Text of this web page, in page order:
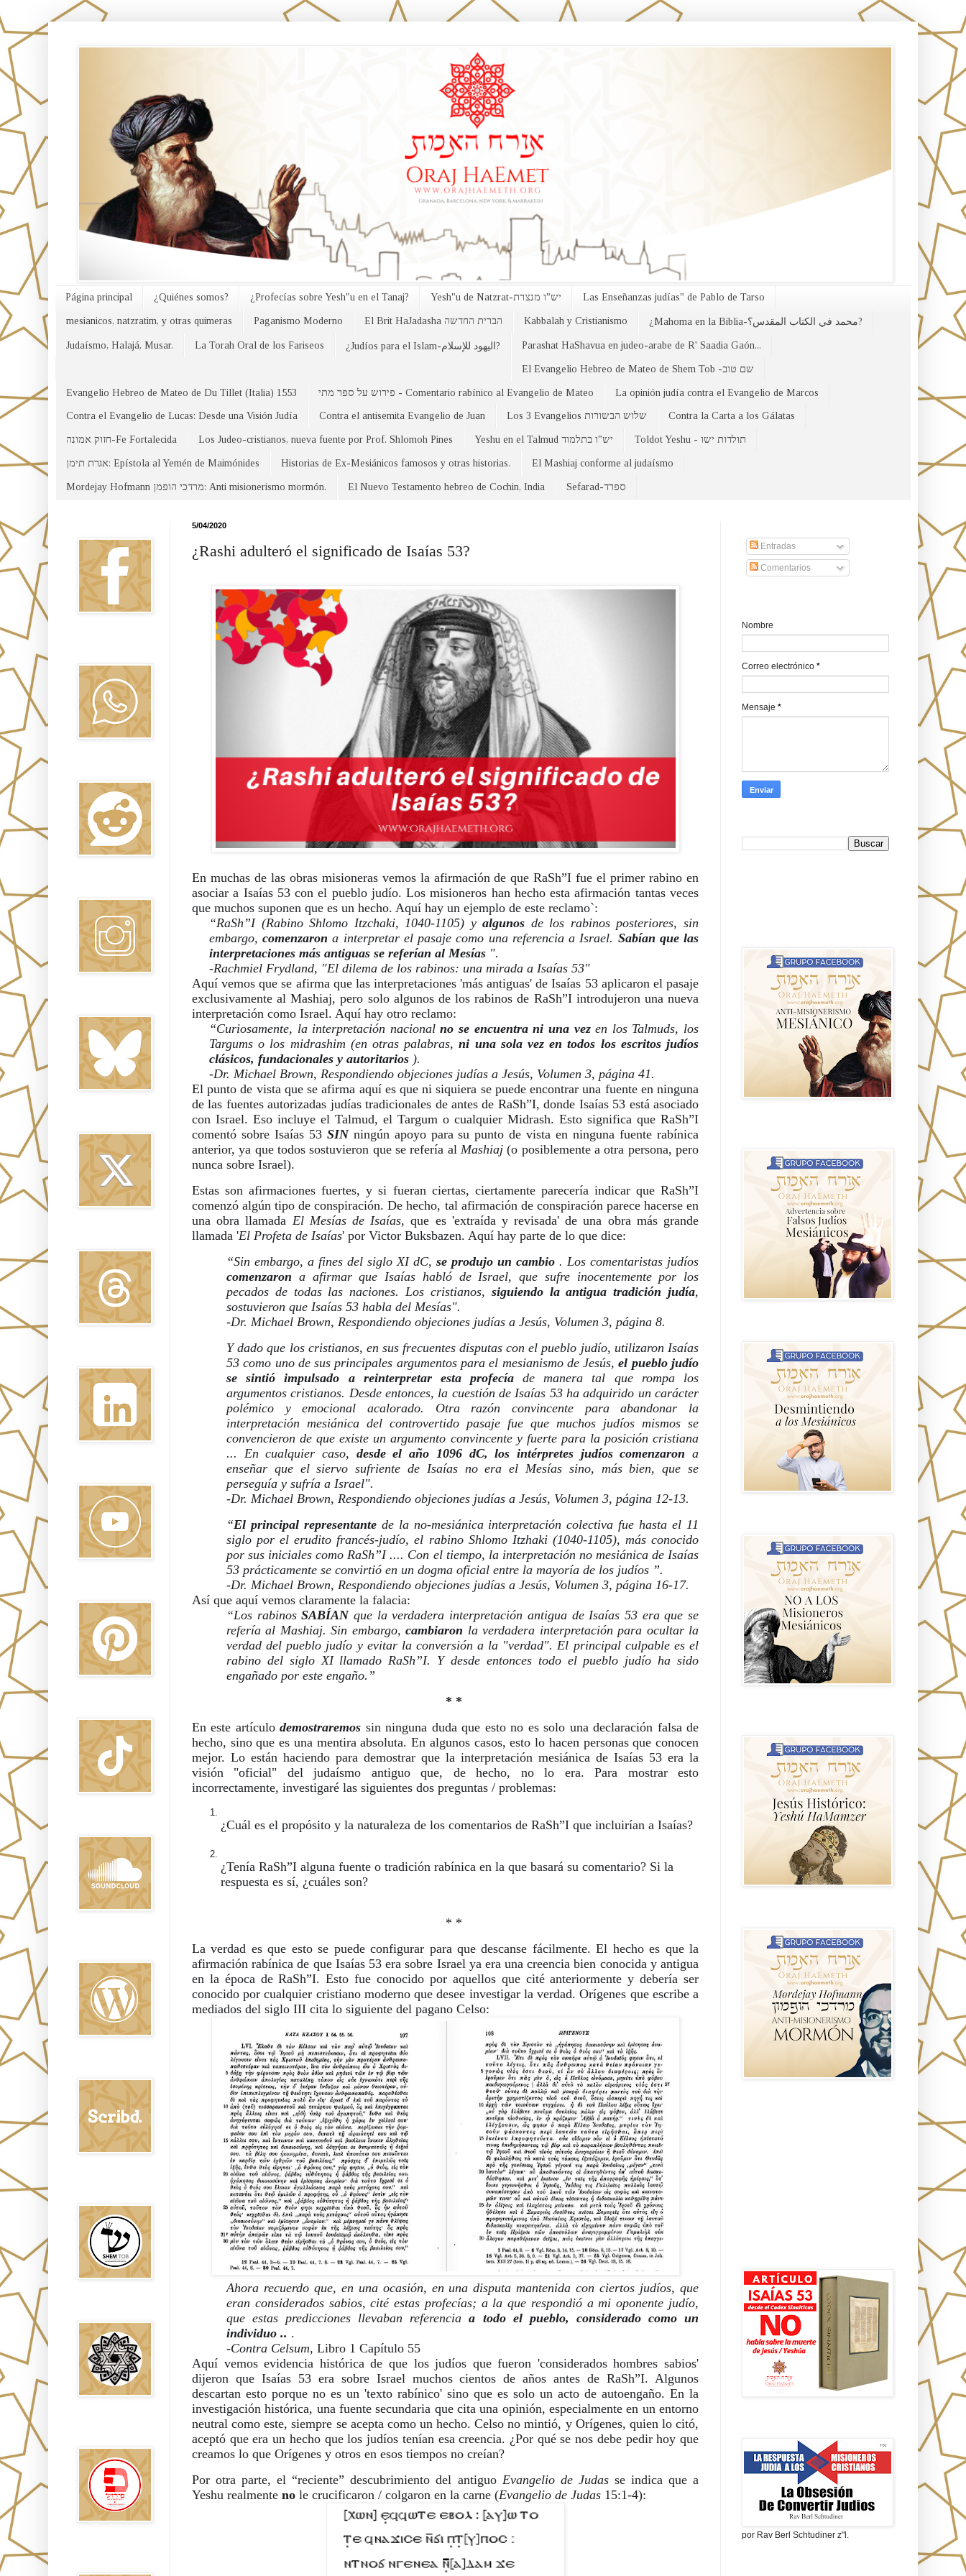
Página principal ¿Quiénes somos? ¿Profecías sobre Yesh"u en el Tanaj? Yesh"u de Natzrat-יש"ו מנצרת Las Enseñanzas judías" de Pablo de Tarso
mesianicos, natzratim, y otras quimeras Paganismo Moderno El Brit HaJadasha הברית החדשה Kabbalah y Cristianismo ¿Mahoma en la Biblia-محمد في الكتاب المقدس؟?
Judaísmo, Halajá, Musar. La Torah Oral de los Fariseos ¿Judíos para el Islam-اليهود للإسلام? Parashat HaShavua en judeo-arabe de R' Saadia Gaón...
El Evangelio Hebreo de Mateo de Shem Tob -שם טוב
Evangelio Hebreo de Mateo de Du Tillet (Italia) 1553 פירוש על ספר מתי - Comentario rabínico al Evangelio de Mateo La opinión judía contra el Evangelio de Marcos
Contra el Evangelio de Lucas: Desde una Visión Judía Contra el antisemita Evangelio de Juan Los 3 Evangelios שלוש הבשורות Contra la Carta a los Gálatas
חזוק אמונה-Fe Fortalecida Los Judeo-cristianos, nueva fuente por Prof. Shlomoh Pines Yeshu en el Talmud יש"ו בתלמוד Toldot Yeshu - תולדות ישו
אגרת תימן: Epístola al Yemén de Maimónides Historias de Ex-Mesiánicos famosos y otras historias. El Mashiaj conforme al judaísmo
Mordejay Hofmann מרדכי הופמן: Anti misionerismo mormón. El Nuevo Testamento hebreo de Cochin, India Sefarad-ספרד
5/04/2020
¿Rashi adulteró el significado de Isaías 53?
En muchas de las obras misioneras vemos la afirmación de que RaSh”I fue el primer rabino en
asociar a Isaías 53 con el pueblo judío. Los misioneros han hecho esta afirmación tantas veces
que muchos suponen que es un hecho. Aquí hay un ejemplo de este reclamo`:
“RaSh”I (Rabino Shlomo Itzchaki, 1040-1105) y algunos de los rabinos posteriores, sin
embargo, comenzaron a interpretar el pasaje como una referencia a Israel. Sabían que las
interpretaciones más antiguas se referían al Mesías ".
-Rachmiel Frydland, "El dilema de los rabinos: una mirada a Isaías 53"
Aquí vemos que se afirma que las interpretaciones 'más antiguas' de Isaías 53 aplicaron el pasaje
exclusivamente al Mashiaj, pero solo algunos de los rabinos de RaSh”I introdujeron una nueva
interpretación como Israel. Aquí hay otro reclamo:
“Curiosamente, la interpretación nacional no se encuentra ni una vez en los Talmuds, los
Targums o los midrashim (en otras palabras, ni una sola vez en todos los escritos judíos
clásicos, fundacionales y autoritarios ).
-Dr. Michael Brown, Respondiendo objeciones judías a Jesús, Volumen 3, página 41.
El punto de vista que se afirma aquí es que ni siquiera se puede encontrar una fuente en ninguna
de las fuentes autorizadas judías tradicionales de antes de RaSh”I, donde Isaías 53 está asociado
con Israel. Eso incluye el Talmud, el Targum o cualquier Midrash. Esto significa que RaSh”I
comentó sobre Isaías 53 SIN ningún apoyo para su punto de vista en ninguna fuente rabínica
anterior, ya que todos sostuvieron que se refería al Mashiaj (o posiblemente a otra persona, pero
nunca sobre Israel).
Estas son afirmaciones fuertes, y si fueran ciertas, ciertamente parecería indicar que RaSh”I
comenzó algún tipo de conspiración. De hecho, tal afirmación de conspiración parece hacerse en
una obra llamada El Mesías de Isaías, que es 'extraída y revisada' de una obra más grande
llamada 'El Profeta de Isaías' por Victor Buksbazen. Aquí hay parte de lo que dice:
“Sin embargo, a fines del siglo XI dC, se produjo un cambio
comenzaron a afirmar que Isaías habló de Israel, que sufre inocentemente por los
pecados de todas las naciones. Los cristianos, siguiendo la antigua tradición judía,
sostuvieron que Isaías 53 habla del Mesías".
-Dr. Michael Brown, Respondiendo objeciones judías a Jesús, Volumen 3, página 8.
Y dado que los cristianos, en sus frecuentes disputas con el pueblo judío, utilizaron Isaías
53 como uno de sus principales argumentos para el mesianismo de Jesús, el pueblo judío
se sintió impulsado a reinterpretar esta profecía de manera tal que rompa los
argumentos cristianos. Desde entonces, la cuestión de Isaías 53 ha adquirido un carácter
polémico y emocional acalorado. Otra razón convincente para abandonar la
interpretación mesiánica del controvertido pasaje fue que muchos judíos mismos se
convencieron de que existe un argumento convincente y fuerte para la posición cristiana
... En cualquier caso, desde el año 1096 dC, los intérpretes judíos comenzaron a
enseñar que el siervo sufriente de Isaías no era el Mesías sino, más bien, que se
perseguía y sufría a Israel".
-Dr. Michael Brown, Respondiendo objeciones judías a Jesús, Volumen 3, página 12-13.
“El principal representante de la no-mesiánica interpretación colectiva fue hasta el 11
siglo por el erudito francés-judío, el rabino Shlomo Itzhaki (1040-1105), más conocido
por sus iniciales como RaSh”I .... Con el tiempo, la interpretación no mesiánica de Isaías
53 prácticamente se convirtió en un dogma oficial entre la mayoría de los judíos ”.
-Dr. Michael Brown, Respondiendo objeciones judías a Jesús, Volumen 3, página 16-17.
Así que aquí vemos claramente la falacia:
“Los rabinos SABÍAN que la verdadera interpretación antigua de Isaías 53 era que se
refería al Mashiaj. Sin embargo, cambiaron la verdadera interpretación para ocultar la
verdad del pueblo judío y evitar la conversión a la "verdad". El principal culpable es el
rabino del siglo XI llamado RaSh”I. Y desde entonces todo el pueblo judío ha sido
engañado por este engaño.”
* *
En este artículo demostraremos sin ninguna duda que esto no es solo una declaración falsa de
hecho, sino que es una mentira absoluta. En algunos casos, esto lo hacen personas que conocen
mejor. Lo están haciendo para demostrar que la interpretación mesiánica de Isaías 53 era la
visión "oficial" del judaísmo antiguo que, de hecho, no lo era. Para mostrar esto
incorrectamente, investigaré las siguientes dos preguntas / problemas:
¿Cuál es el propósito y la naturaleza de los comentarios de RaSh”I que incluirían a Isaías?
¿Tenía RaSh”I alguna fuente o tradición rabínica en la que basará su comentario? Si la
respuesta es sí, ¿cuáles son?
* *
La verdad es que esto se puede configurar para que descanse fácilmente. El hecho es que la
afirmación rabínica de que Isaías 53 era sobre Israel ya era una creencia bien conocida y antigua
en la época de RaSh”I. Esto fue conocido por aquellos que cité anteriormente y debería ser
conocido por cualquier cristiano moderno que desee investigar la verdad. Orígenes que escribe a
mediados del siglo III cita lo siguiente del pagano Celso:
Ahora recuerdo que, en una ocasión, en una disputa mantenida con ciertos judíos, que
eran considerados sabios, cité estas profecías; a la que respondió a mi oponente judío,
que estas predicciones llevaban referencia a todo el pueblo, considerado como un
individuo .. .
-Contra Celsum, Libro 1 Capítulo 55
Aquí vemos evidencia histórica de que los judíos que fueron 'considerados hombres sabios'
dijeron que Isaías 53 era sobre Israel muchos cientos de años antes de RaSh”I. Algunos
descartan esto porque no es un 'texto rabínico' sino que es solo un acto de autoengaño. En la
investigación histórica, una fuente secundaria que cita una opinión, especialmente en un entorno
neutral como este, siempre se acepta como un hecho. Celso no mintió, y Orígenes, quien lo citó,
aceptó que era un hecho que los judíos tenían esa creencia. ¿Por qué se nos debe pedir hoy que
creamos lo que Orígenes y otros en esos tiempos no creían?
Por otra parte, el “reciente” descubrimiento del antiguo Evangelio de Judas se indica que a
Yeshu realmente no le crucificaron / colgaron en la carne (Evangelio de Judas 15:1-4):
Entradas
Comentarios
Nombre
Correo electrónico *
Mensaje *
por Rav Berl Schtudiner z"l.